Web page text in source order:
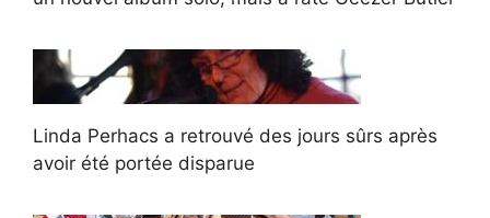
Linda Perhacs a retrouvé des jours sûrs après
avoir été portée disparue